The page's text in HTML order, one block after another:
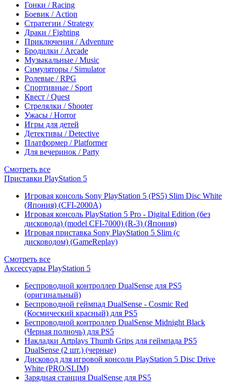
Гонки / Racing
Боевик / Action
Стратегии / Strategy
Драки / Fighting
Приключения / Adventure
Бродилки / Arcade
Музыкальные / Music
Симуляторы / Simulator
Ролевые / RPG
Спортивные / Sport
Квест / Quest
Стрелялки / Shooter
Ужасы / Horror
Игры для детей
Детективы / Detective
Платформер / Platformer
Для вечеринок / Party
Смотреть все
Приставки PlayStation 5
Игровая консоль Sony PlayStation 5 (PS5) Slim Disc White
(Япония) (CFI-2000A)
Игровая консоль PlayStation 5 Pro - Digital Edition (без
дисковода) (model CFI-7000) (R-3) (Япония)
Игровая приставка Sony PlayStation 5 Slim (с
дисководом) (GameReplay)
Смотреть все
Аксессуары PlayStation 5
Беспроводной контроллер DualSense для PS5
(оригинальный)
Беспроводной геймпад DualSense - Cosmic Red
(Космический красный) для PS5
Беспроводной контроллер DualSense Midnight Black
(Черная полночь) для PS5
Накладки Artplays Thumb Grips для геймпада PS5
DualSense (2 шт.) (черные)
Дисковод для игровой консоли PlayStation 5 Disc Drive
White (PRO/SLIM)
Зарядная станция DualSense для PS5